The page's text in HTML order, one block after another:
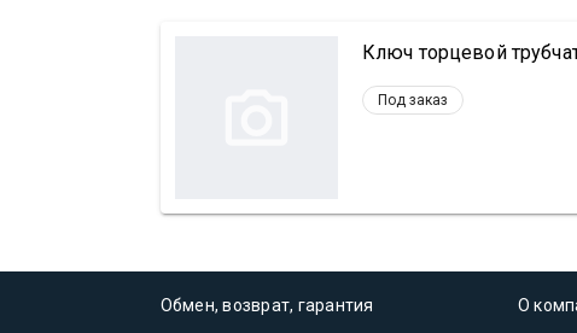
Ключ торцевой
Под заказ
Обмен, возврат, гарантия
О